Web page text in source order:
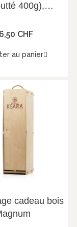
400g),
6,50 CHF
au panier
cadeau bois